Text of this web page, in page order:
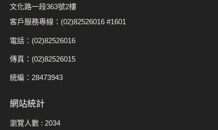
文化路一段363號2樓
客戶服務專線：(02)82526016 #1601
電話：(02)82526016
傳真：(02)82526015
統編：28473943
網站統計
瀏覽人數 : 2034